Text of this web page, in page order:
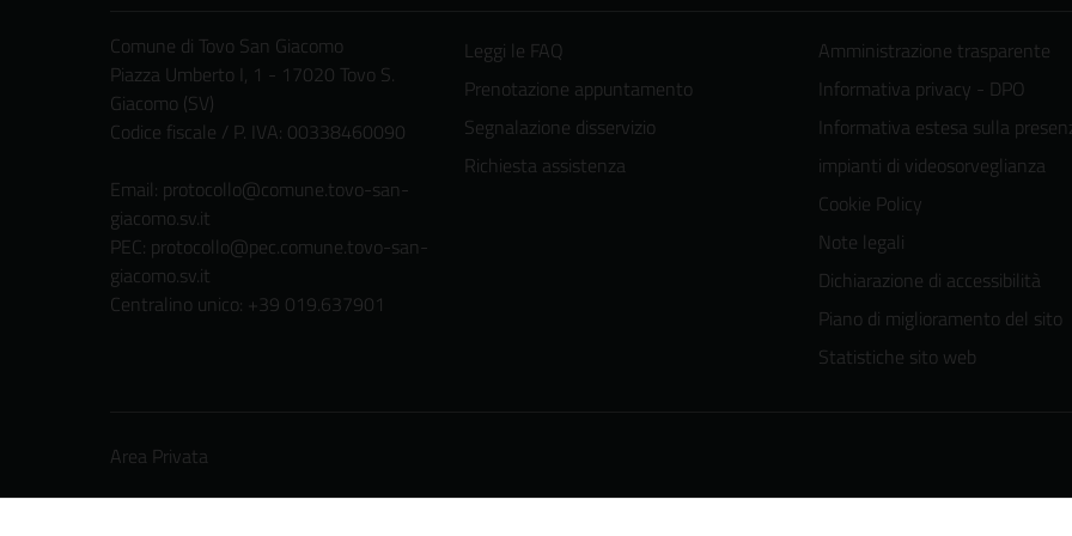
Comune di Tovo San Giacomo
Piazza Umberto I, 1 - 17020 Tovo S.
Giacomo (SV)
Codice fiscale / P. IVA: 00338460090
Email: protocollo@comune.tovo-san-
giacomo.sv.it
PEC: protocollo@pec.comune.tovo-san-
giacomo.sv.it
Centralino unico: +39 019.637901
Leggi le FAQ
Prenotazione appuntamento
Segnalazione disservizio
Richiesta assistenza
Amministrazione trasparente
Informativa privacy - DPO
Informativa estesa sulla
impianti di videosorveglianza
Cookie Policy
Note legali
Dichiarazione di accessibilità
Piano di miglioramento del sito
Statistiche sito web
Area Privata